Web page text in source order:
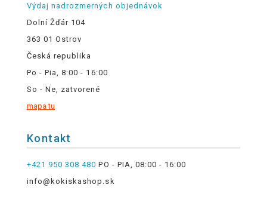
Výdaj nadrozmerných objednávok
Dolní Žďár 104
363 01 Ostrov
Česká republika
Po - Pia, 8:00 - 16:00
So - Ne, zatvorené
mapa tu
Kontakt
+421 950 308 480 PO - PIA, 08:00 - 16:00
info@kokiskashop.sk